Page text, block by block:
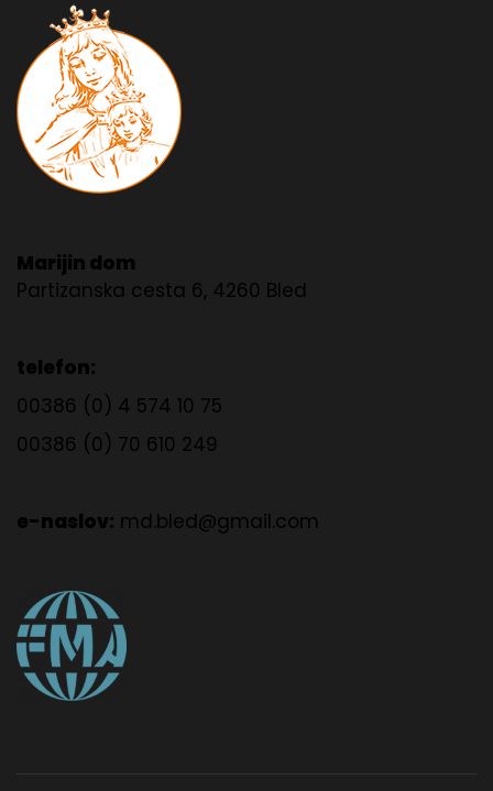
Marijin dom
Partizanska cesta 6, 4260 Bled
telefon:
00386 (0) 4 574 10 75
00386 (0) 70 610 249
e-naslov: md.bled@gmail.com